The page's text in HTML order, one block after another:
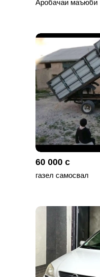
Аробачаи маъюби
60 000 с
газел самосвал